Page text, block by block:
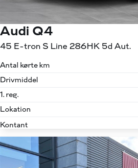
Audi Q4
45 E-tron S Line 286HK 5d Aut.
Antal kørte km
Drivmiddel
1. reg.
Lokation
Kontant